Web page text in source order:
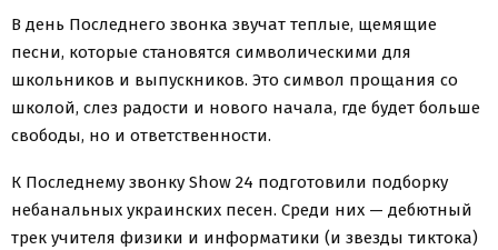
В день Последнего звонка звучат теплые, щемящие
песни, которые становятся символическими для
школьников и выпускников. Это символ прощания со
школой, слез радости и нового начала, где будет больше
свободы, но и ответственности.
К Последнему звонку Show 24 подготовили подборку
небанальных украинских песен. Среди них — дебютный
трек учителя физики и информатики (и звезды тиктока)